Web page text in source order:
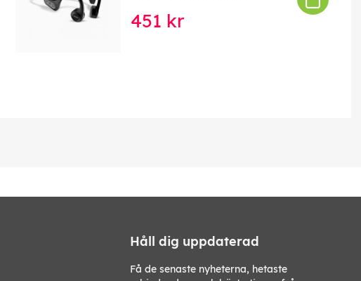
451 kr
Håll dig uppdaterad
Få de senaste nyheterna, hetaste